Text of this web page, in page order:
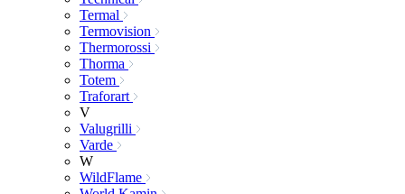
Termal
Termovision
Thermorossi
Thorma
Totem
Traforart
V
Valugrilli
Varde
W
WildFlame